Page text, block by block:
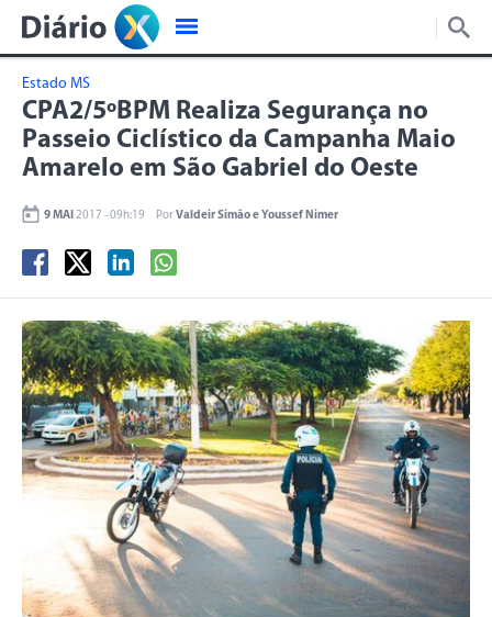
Estado MS
CPA2/5ºBPM Realiza Segurança no
Passeio Ciclístico da Campanha Maio
Amarelo em São Gabriel do Oeste
9 MAI 2017 - 09h:19 PorValdeir Simão e Youssef Nimer